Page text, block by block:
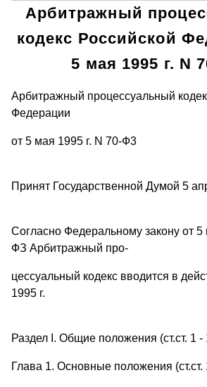
Арбитражный
кодекс Российской
5 мая 1995 г. N
Арбитражный процессуальный
Федерации
от 5 мая 1995 г. N 70-Ф3
Принят Государственной Думой 5
Согласно Федеральному закону от 5
ФЗ Арбитражный про-
цессуальный кодекс вводится в
1995 г.
Раздел I. Общие положения (ст.ст. 1 -
Глава 1. Основные положения (ст.ст.